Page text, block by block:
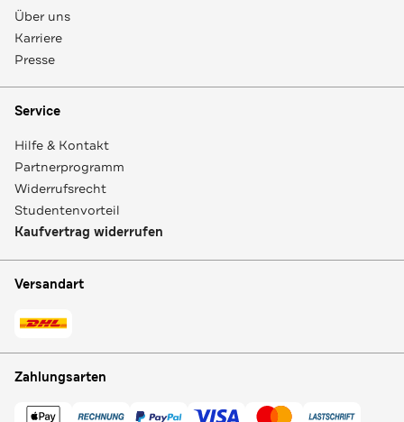
Über uns
Karriere
Presse
Service
Hilfe & Kontakt
Partnerprogramm
Widerrufsrecht
Studentenvorteil
Kaufvertrag widerrufen
Versandart
Zahlungsarten